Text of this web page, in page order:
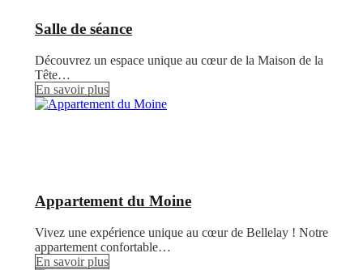
Salle de séance
Découvrez un espace unique au cœur de la Maison de la
Tête…
En savoir plus
Appartement du Moine
Vivez une expérience unique au cœur de Bellelay ! Notre
appartement confortable…
En savoir plus